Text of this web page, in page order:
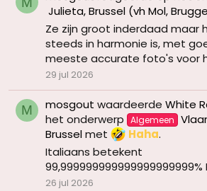
Julieta, Brussel (vh Mol,
Ze zijn groot inderdaad maar
steeds in harmonie is, met
meeste accurate foto's voor
29 jul 2026
M mosgout waardeerde White
het onderwerp Algemeen
Brusselmet Haha.
Italiaans betekent
26 jul 2026